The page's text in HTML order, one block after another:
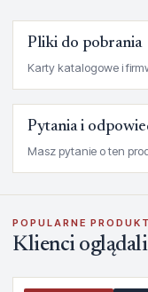
Pliki do pobrania
Karty katalogowe i
Pytania i
Masz pytanie o ten
POPULARNE
Klienci